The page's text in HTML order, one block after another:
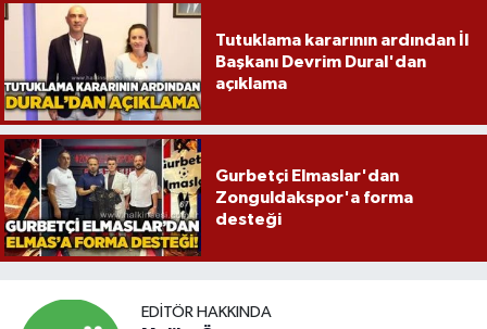
Tutuklama kararının ardından İl
Başkanı Devrim Dural'dan
açıklama
Gurbetçi Elmaslar'dan
Zonguldakspor'a forma
desteği
EDITÖR HAKKINDA